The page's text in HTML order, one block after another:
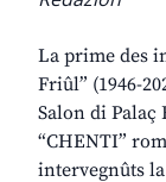
La prime des
Friûl” (1946-
Salon di
“CHENTI”
intervegnûts